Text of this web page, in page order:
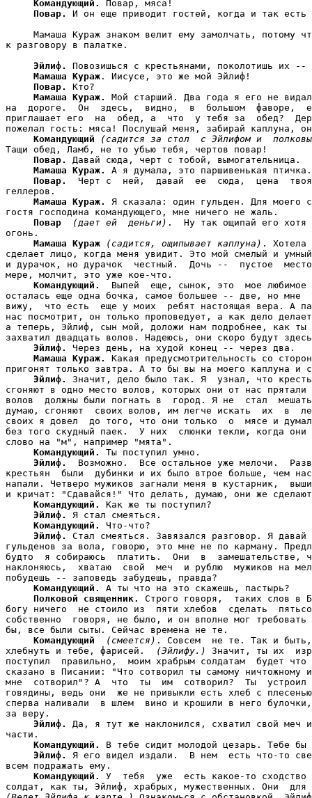
Командующий.
Повар, мяса!
Повар.
И он еще приводит гостей, когда и так есть
Мамаша Кураж знаком велит ему замолчать, потому
к разговору в палатке.
Эйлиф.
Повозишься с крестьянами, поколотишь их
Мамаша Кураж . Иисусе, это же мой Эйлиф!
Повар.
Кто?
Мамаша Кураж.
Мой старший. Два года я его не
на  дороге.  Он  здесь,  видно,  в  большом  фаворе,
приглашает его  на  обед, а  что  у тебя за  обед?
пожелал гость: мяса! Послушай меня, забирай каплуна,
Командующий
(садится за стол  с Эйлифом и
Тащи обед, Ламб, не то убью тебя, чертов повар!
Повар.
Давай сюда, черт с тобой, вымогательница.
Мамаша Кураж.
А я думала, это паршивенькая птичка.
Повар.
Черт с  ней,  давай  ее  сюда,  цена
геллеров.
Мамаша Кураж.
Я сказала: один гульден. Для моего
гостя господина командующего, мне ничего не жаль.
Повар
(дает ей  деньги) .  Ну так ощипай его
огонь.
Мамаша Кураж
(садится, ощипывает каплуна) . Хотела
сделает лицо, когда меня увидит. Это мой смелый и
и дурачок, но дурачок  честный.  Дочь --  пустое
мере, молчит, это уже кое-что.
Командующий.
Выпей  еще, сынок, это  мое любимое
осталась еще одна бочка, самое большее -- две, но мне
вижу,  что есть  еще у моих  ребят настоящая вера. А
нас посмотрит, он только проповедует, а как дело
а теперь, Эйлиф, сын мой, доложи нам подробнее, как ты
захватил двадцать волов. Надеюсь, они скоро будут
Эйлиф.
Через день, на худой конец -- через два.
Мамаша Кураж.
Какая предусмотрительность со
пригонят только завтра. А то бы вы на моего каплуна и
Эйлиф.
Значит, дело было так. Я  узнал, что
сгоняют в одно место волов, которых они от нас
волов  должны были погнать в  город. Я не  стал
думаю, сгоняют  своих волов, им легче искать  их  в
своих я довел  до того, что они только  о  мясе и
без того скудный паек.  У них  слюнки текли, когда они
слово на "м", например "мята".
Командующий.
Ты поступил умно.
Эйлиф.
Возможно.  Все остальное уже мелочи.
крестьян  были  дубинки и их было втрое больше, чем
напали. Четверо мужиков загнали меня в кустарник,
и кричат: "Сдавайся!" Что делать, думаю, они же
Командующий.
Как же ты поступил?
Эйлиф.
Я стал смеяться.
Командующий.
Что-что?
Эйлиф.
Стал смеяться. Завязался разговор. Я давай
гульденов за вола, говорю, это мне не по карману.
будто  я собираюсь  платить.  Они  в  замешательстве,
наклоняюсь,  хватаю  свой  меч  и рублю  мужиков на
побудешь -- заповедь забудешь, правда?
Командующий.
А ты что на это скажешь, пастырь?
Полковой священник.
Строго говоря,  таких слов в
богу ничего  не стоило из  пяти хлебов  сделать
собственно  говоря, не было, и он вполне мог
бы, все были сыты. Сейчас времена не те.
Командующий
(смеется) . Совсем  не те. Так и
хлебнуть и тебе, фарисей.
(Эйлифу.)
Значит, ты их
поступил  правильно,  моим храбрым солдатам  будет
сказано в Писании: "Что сотворил ты самому ничтожному
мне  сотворил"? А  что  ты  им  сотворил?  Ты  устроил
говядины, ведь они  же не привыкли есть хлеб с
сперва наливали  в шлем  вино и крошили в него
за веру.
Эйлиф.
Да, я тут же наклонился, схватил свой меч
части.
Командующий.
В тебе сидит молодой цезарь. Тебе бы
Эйлиф.
Я его видел издали.  В нем  есть что-то
всем подражать ему.
Командующий.
У  тебя  уже  есть какое-то